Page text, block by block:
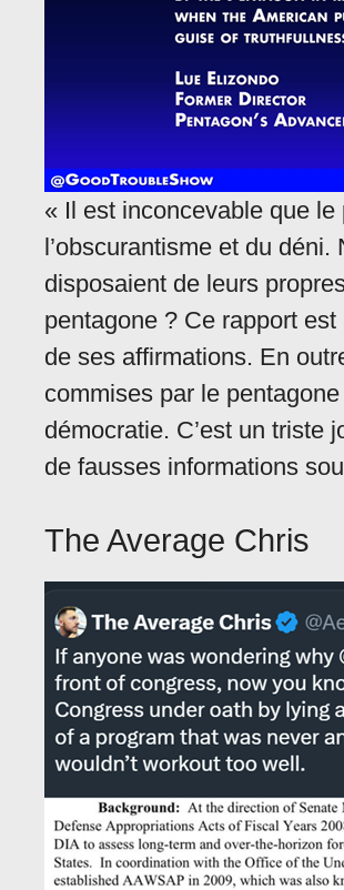
« Il est inconcevable que le
l’obscurantisme et du
disposaient de leurs
pentagone ? Ce rapport
de ses affirmations. En
commises par le
démocratie. C’est un triste
de fausses informations
The Average Chris